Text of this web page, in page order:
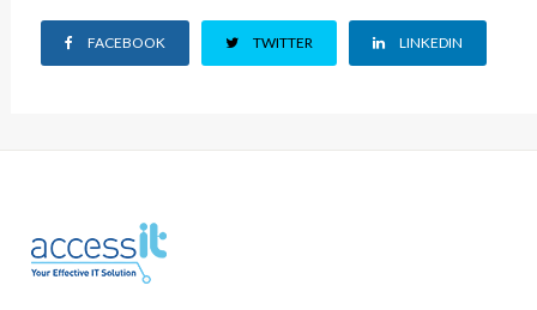
FACEBOOK TWITTER LINKEDIN